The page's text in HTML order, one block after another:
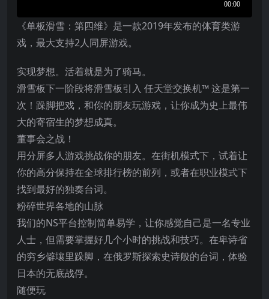
《单板滑雪：第四维》是一款2019年发布的体育类游
戏，最大支持2人同屏游戏。
实现梦想。活着就是为了骑马。
滑雪板下一阶段将滑雪板引入 任天堂交换机™ 这是第一
次！跺脚把戏，和你的朋友玩游戏，让你成为史上最伟
大的寄宿生的梦想成真。
董事会之战！
用分屏多人游戏挑战你的朋友。在街机模式下，试着让
你的高分保持在全球排行榜的前列，或者在职业模式下
找到最好的独奏台词。
粉碎世界各地的山脉
我们的NS平台控制简单易学，让你感觉自己是一名专业
人士，但需要掌握好几个小时的挑战和技巧。在卑诗省
的穷乡僻壤里跺脚，在俄罗斯探索史诗般的台词，体验
日本的无底战俘。
随便玩